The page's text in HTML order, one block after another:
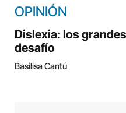
OPINIÓN
Dislexia: los
desafío
Basilisa Cantú